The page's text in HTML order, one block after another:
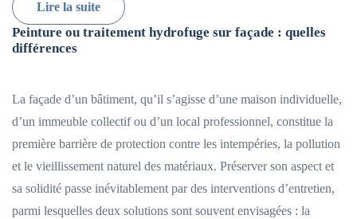
Lire la suite
Peinture ou traitement hydrofuge sur façade : quelles
différences
La façade d’un bâtiment, qu’il s’agisse d’une maison individuelle,
d’un immeuble collectif ou d’un local professionnel, constitue la
première barrière de protection contre les intempéries, la pollution
et le vieillissement naturel des matériaux. Préserver son aspect et
sa solidité passe inévitablement par des interventions d’entretien,
parmi lesquelles deux solutions sont souvent envisagées : la